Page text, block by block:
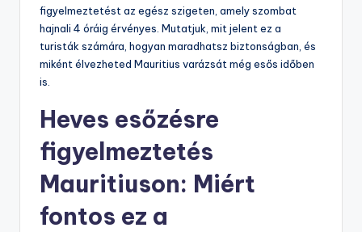
figyelmeztetést az egész szigeten, amely szombat
hajnali 4 óráig érvényes. Mutatjuk, mit jelent ez a
turisták számára, hogyan maradhatsz biztonságban, és
miként élvezheted Mauritius varázsát még esős időben
is.
Heves esőzésre
figyelmeztetés
Mauritiuson: Miért
fontos ez a